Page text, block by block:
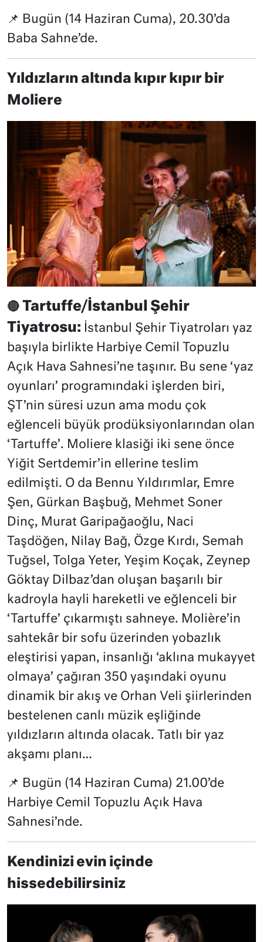
📌 Bugün (14 Haziran Cuma), 20.30’da
Baba Sahne’de.
Yıldızların altında kıpır kıpır bir
Moliere
🔴 Tartuffe/İstanbul Şehir
Tiyatrosu: İstanbul Şehir Tiyatroları yaz
başıyla birlikte Harbiye Cemil Topuzlu
Açık Hava Sahnesi’ne taşınır. Bu sene ‘yaz
oyunları’ programındaki işlerden biri,
ŞT’nin süresi uzun ama modu çok
eğlenceli büyük prodüksiyonlarından olan
‘Tartuffe’. Moliere klasiği iki sene önce
Yiğit Sertdemir’in ellerine teslim
edilmişti. O da Bennu Yıldırımlar, Emre
Şen, Gürkan Başbuğ, Mehmet Soner
Dinç, Murat Garipağaoğlu, Naci
Taşdöğen, Nilay Bağ, Özge Kırdı, Semah
Tuğsel, Tolga Yeter, Yeşim Koçak, Zeynep
Göktay Dilbaz’dan oluşan başarılı bir
kadroyla hayli hareketli ve eğlenceli bir
‘Tartuffe’ çıkarmıştı sahneye. Molière’in
sahtekâr bir sofu üzerinden yobazlık
eleştirisi yapan, insanlığı ‘aklına mukayyet
olmaya’ çağıran 350 yaşındaki oyunu
dinamik bir akış ve Orhan Veli şiirlerinden
bestelenen canlı müzik eşliğinde
yıldızların altında olacak. Tatlı bir yaz
akşamı planı…
📌 Bugün (14 Haziran Cuma) 21.00’de
Harbiye Cemil Topuzlu Açık Hava
Sahnesi’nde.
Kendinizi evin içinde
hissedebilirsiniz